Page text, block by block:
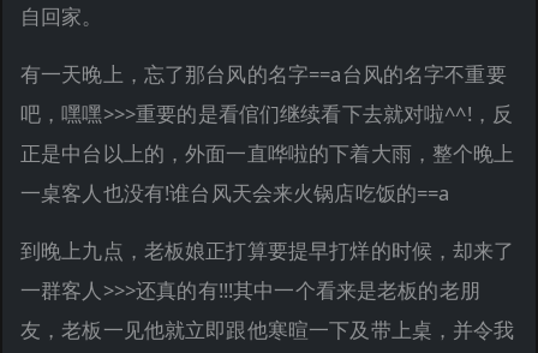
自回家。
有一天晚上，忘了那台风的名字==a台风的名字不重要
吧，嘿嘿>>>重要的是看倌们继续看下去就对啦^^!，反
正是中台以上的，外面一直哗啦的下着大雨，整个晚上
一桌客人也没有!谁台风天会来火锅店吃饭的==a
到晚上九点，老板娘正打算要提早打烊的时候，却来了
一群客人>>>还真的有!!!其中一个看来是老板的老朋
友，老板一见他就立即跟他寒暄一下及带上桌，并令我